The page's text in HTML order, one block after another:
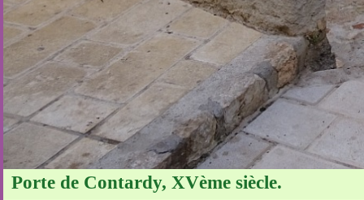
Porte de Contardy, XVème siècle.